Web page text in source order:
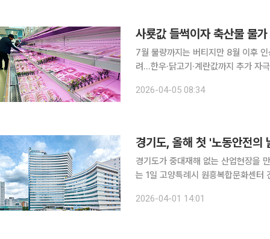
사룟값 들썩이자 축산물 물
7월 물량까지는 버티지만 8월 이후
려…한우·닭고기·계란값까지 추가 자극 우려 중동 전쟁의 불똥이 국내 밥상 물가를 다
있어서다. 당장 7월 말까지는 기존 계
2026-04-05 08:34
경기도, 올해 첫 '노동안전의
경기도가 중대재해 없는 산업현장을
는 1일 고양특례시 원흥복합문화센
정된 '노동안전의 날' 캠페인의 일환
2026-04-01 14:01